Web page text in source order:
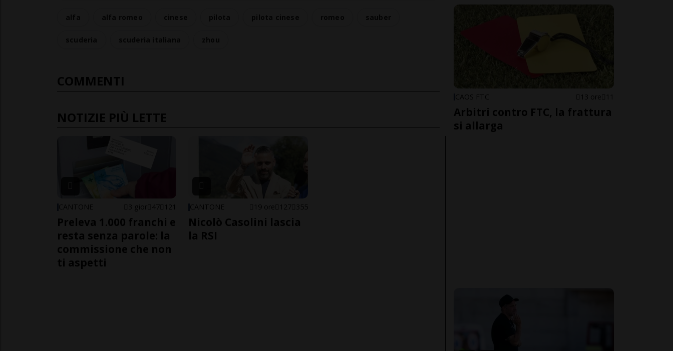
COMMENTI
NOTIZIE PIÙ LETTE
CANTONE 3 gior 47 121
Preleva 1.000 franchi e
resta senza parole: la
commissione che non
ti aspetti
CANTONE 19 ore 127 355
Nicolò Casolini lascia
la RSI
CAOS FTC 13 ore 11
Arbitri contro FTC, la frattura
si allarga